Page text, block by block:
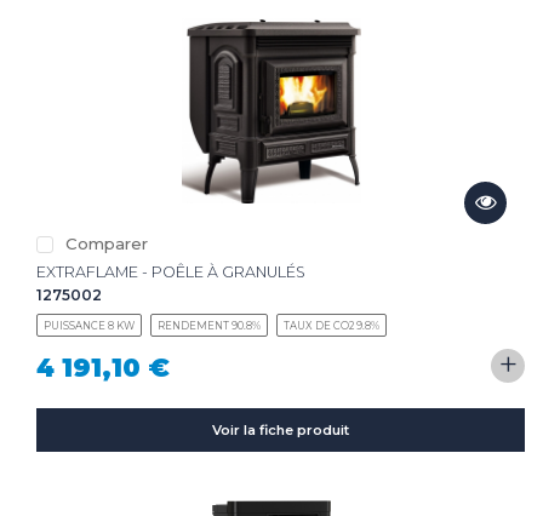
Comparer
EXTRAFLAME - POÊLE À GRANULÉS
1275002
PUISSANCE 8 KW RENDEMENT 90.8% TAUX DE CO2 9.8%
4 191,10 € +
Voir la fiche produit